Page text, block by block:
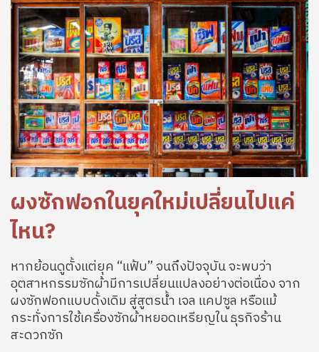
ผงซักฟอกในยุคใหม่เปลี่ยนไปแค่
ไหน?
หากย้อนดูตั้งแต่ยุค “แฟ้บ” จนถึงปัจจุบัน จะพบว่า
อุตสาหกรรมซักผ้ามีการเปลี่ยนแปลงอย่างต่อเนื่อง จาก
ผงซักฟอกแบบดั้งเดิม สู่สูตรน้ำ เจล แคปซูล หรือแม้
กระทั่งการใช้เครื่องซักผ้าหยอดเหรียญใน ธุรกิจร้าน
สะดวกซัก